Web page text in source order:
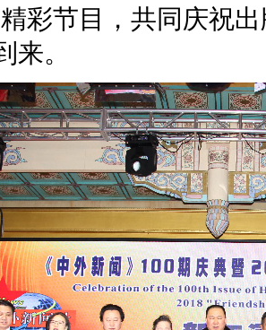
彩节目，共同庆祝
来。